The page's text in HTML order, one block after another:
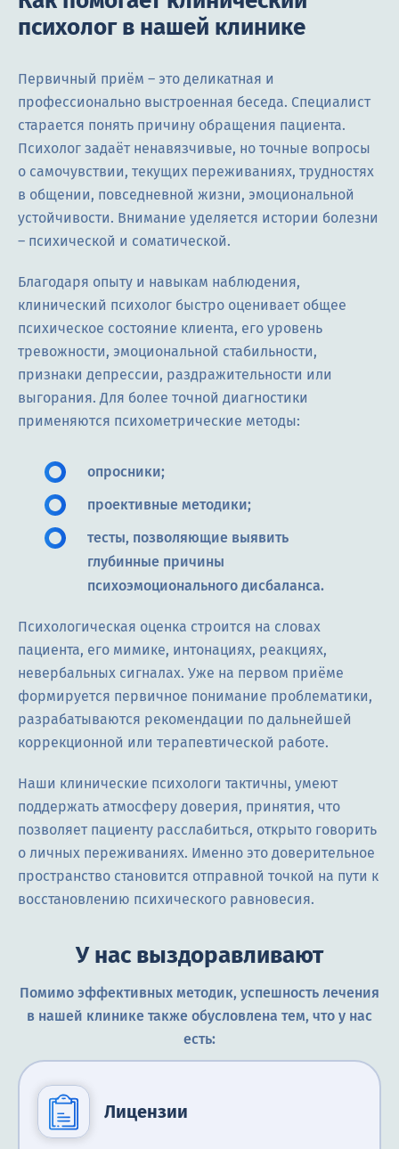
психолог в нашей клинике
Первичный приём – это деликатная и
профессионально выстроенная беседа. Специалист
старается понять причину обращения пациента.
Психолог задаёт ненавязчивые, но точные вопросы
о самочувствии, текущих переживаниях, трудностях
в общении, повседневной жизни, эмоциональной
устойчивости. Внимание уделяется истории болезни
– психической и соматической.
Благодаря опыту и навыкам наблюдения,
клинический психолог быстро оценивает общее
психическое состояние клиента, его уровень
тревожности, эмоциональной стабильности,
признаки депрессии, раздражительности или
выгорания. Для более точной диагностики
применяются психометрические методы:
опросники;
проективные методики;
тесты, позволяющие выявить
глубинные причины
психоэмоционального дисбаланса.
Психологическая оценка строится на словах
пациента, его мимике, интонациях, реакциях,
невербальных сигналах. Уже на первом приёме
формируется первичное понимание проблематики,
разрабатываются рекомендации по дальнейшей
коррекционной или терапевтической работе.
Наши клинические психологи тактичны, умеют
поддержать атмосферу доверия, принятия, что
позволяет пациенту расслабиться, открыто говорить
о личных переживаниях. Именно это доверительное
пространство становится отправной точкой на пути к
восстановлению психического равновесия.
У нас выздоравливают
Помимо эффективных методик, успешность лечения
в нашей клинике также обусловлена тем, что у нас
есть:
Лицензии